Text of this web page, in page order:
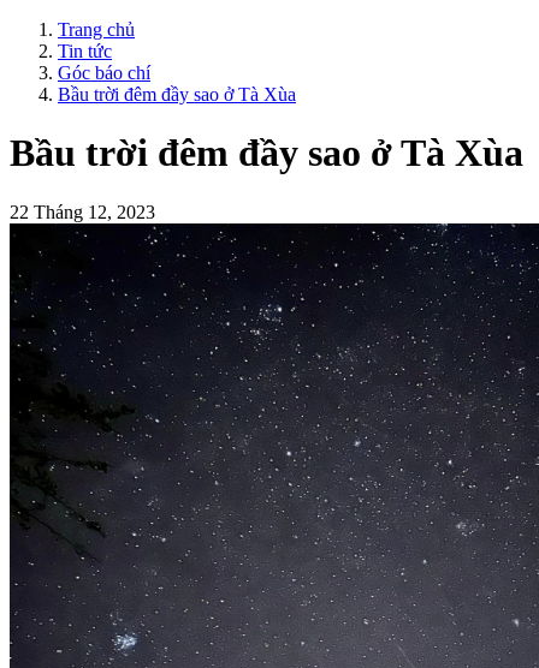
Trang chủ
Tin tức
Góc báo chí
Bầu trời đêm đầy sao ở Tà Xùa
Bầu trời đêm đầy sao ở Tà Xùa
22 Tháng 12, 2023